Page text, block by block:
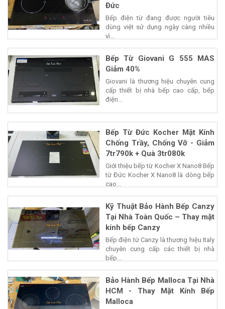
Đức
Bếp điện từ đang được người tiêu
dùng việt sử dụng ngày càng nhiều
vì...
Bếp Từ Giovani G 555 MAS
Giảm 40%
Giovani là thương hiệu chuyên cung
cấp thiết bị nhà bếp cao cấp, bếp
điện...
Bếp Từ Đức Kocher Mặt Kính
Chống Trầy, Chống Vỡ - Giảm
7tr790k + Quà 3tr080k
Giới thiệu bếp từ Kocher X Nano8 Bếp
từ Đức Kocher X Nano8 là dòng bếp
cao...
Kỹ Thuật Bảo Hành Bếp Canzy
Tại Nhà Toàn Quốc – Thay mặt
kính bếp Canzy
Bếp điện từ Canzy là thương hiệu Italy
chuyên cung cấp các thiết bị nhà
bếp...
Bảo Hành Bếp Malloca Tại Nhà
HCM - Thay Mặt Kính Bếp
Malloca